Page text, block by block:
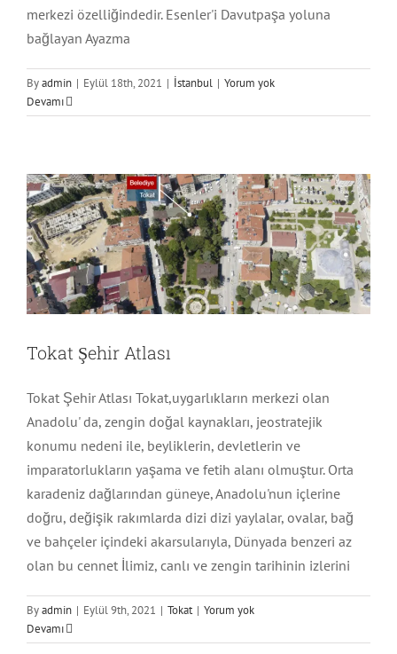
merkezi özelliğindedir. Esenler'i Davutpaşa yoluna
bağlayan Ayazma
Byadmin | Eylül 18th, 2021 | İstanbul | Yorum yok
Devamı
Tokat Şehir Atlası
Tokat Şehir Atlası
Tokat Şehir Atlası Tokat,uygarlıkların merkezi olan
Anadolu' da, zengin doğal kaynakları, jeostratejik
konumu nedeni ile, beyliklerin, devletlerin ve
imparatorlukların yaşama ve fetih alanı olmuştur. Orta
karadeniz dağlarından güneye, Anadolu'nun içlerine
doğru, değişik rakımlarda dizi dizi yaylalar, ovalar, bağ
ve bahçeler içindeki akarsularıyla, Dünyada benzeri az
olan bu cennet İlimiz, canlı ve zengin tarihinin izlerini
Byadmin | Eylül 9th, 2021 | Tokat | Yorum yok
Devamı
Afşin Şehir Atlası